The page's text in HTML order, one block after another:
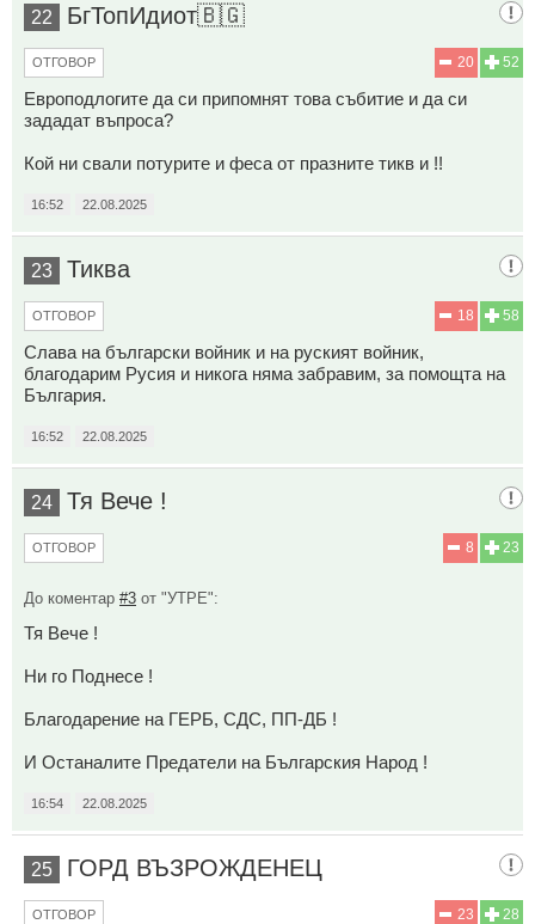
22 БгТопИдиот🇧🇬
52
20
ОТГОВОР
Европодлогите да си припомнят това събитие и да си
зададат въпроса?
Кой ни свали потурите и феса от празните тикв и !!
16:52 22.08.2025
23 Тиква
58
18
ОТГОВОР
Слава на български войник и на руският войник,
благодарим Русия и никога няма забравим, за помощта на
България.
16:52 22.08.2025
24 Тя Вече !
23
8
ОТГОВОР
До коментар #3 от "УТРЕ":
Тя Вече !
Ни го Поднесе !
Благодарение на ГЕРБ, СДС, ПП-ДБ !
И Останалите Предатели на Българския Народ !
16:54 22.08.2025
25 ГОРД ВЪЗРОЖДЕНЕЦ
28
23
ОТГОВОР